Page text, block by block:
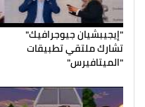
"إيجيبشيان جيوجرافيك"
تشارك ملتقي تطبيقات
"الميتافيرس"